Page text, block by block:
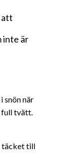
att
inte är
snön när
tvätt.
täcket till